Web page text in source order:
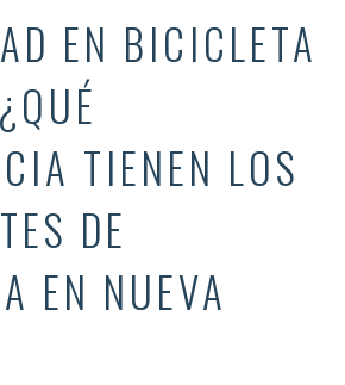
EN BICICLETA
TIENEN LOS
DE
EN NUEVA